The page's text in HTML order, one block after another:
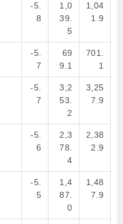
-5.
8
1,0
39.
5
1,04
1.9
-5.
7
69
9.1
701.
1
-5.
7
3,2
53.
2
3,25
7.9
-5.
6
2,3
78.
4
2,38
2.9
-5.
5
1,4
87.
0
1,48
7.9